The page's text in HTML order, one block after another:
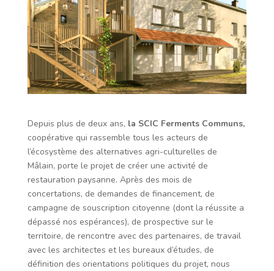
Depuis plus de deux ans, la SCIC Ferments Communs,
coopérative qui rassemble tous les acteurs de
l’écosystème des alternatives agri-culturelles de
Mâlain, porte le projet de créer une activité de
restauration paysanne. Après des mois de
concertations, de demandes de financement, de
campagne de souscription citoyenne (dont la réussite a
dépassé nos espérances), de prospective sur le
territoire, de rencontre avec des partenaires, de travail
avec les architectes et les bureaux d’études, de
définition des orientations politiques du projet, nous